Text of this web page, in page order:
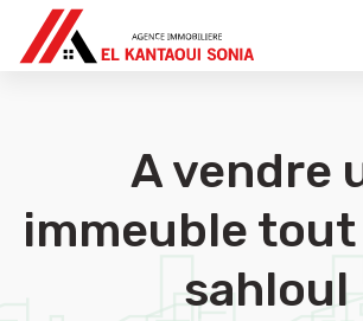
A vendre
immeuble
sahloul